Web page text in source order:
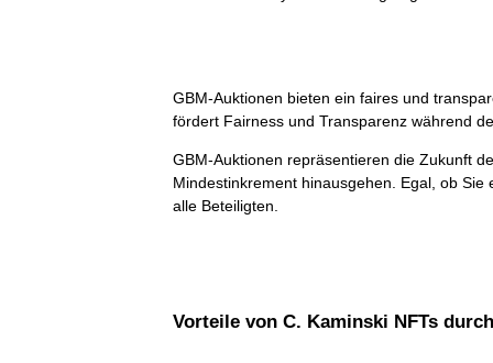
GBM-Auktionen bieten ein faires und
fördert Fairness und Transparenz während
GBM-Auktionen repräsentieren die Zukunft
Mindestinkrement hinausgehen. Egal, ob
alle Beteiligten.
Vorteile von C. Kaminski NFTs